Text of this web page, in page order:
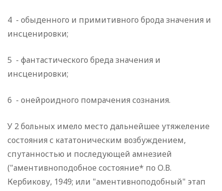
4 - обыденного и примитивного брода значения и
инсце­нировки;
5 - фантастического бреда значения и
инсценировки;
6 - онейроидного помрачения сознания.
У 2 больных имело место дальнейшее утяжеление
состоя­ния с кататоническим возбуждением,
спутанностью и после­дующей амнезией
("аментивноподобное состояние* по О.В.
Кербикову, 1949; или "аментивноподобный" этап